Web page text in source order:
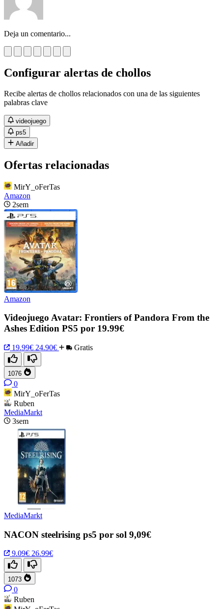
Deja un comentario...
Configurar alertas de chollos
Recibe alertas de chollos relacionados con una de las siguientes
palabras clave
videojuego
ps5
Añadir
Ofertas relacionadas
MirY_oFerTas
Amazon
2sem
Amazon
Videojuego Avatar: Frontiers of Pandora From the
Ashes Edition PS5 por 19.99€
19.99€ 24.90€ Gratis
1076
0
MirY_oFerTas
Ruben
MediaMarkt
3sem
MediaMarkt
NACON steelrising ps5 por sol 9,09€
9.09€ 26.99€
1073
0
Ruben